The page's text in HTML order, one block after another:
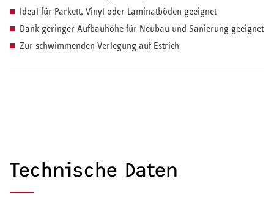
Ideal für Parkett, Vinyl oder Laminatböden geeignet
Dank geringer Aufbauhöhe für Neubau und Sanierung geeignet
Zur schwimmenden Verlegung auf Estrich
Technische Daten